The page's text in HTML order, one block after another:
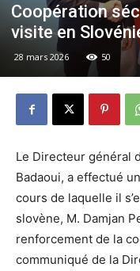
Coopération
visite en
28 mars 2026 50
Le Directeur général
Badaoui, a effectué
cours de laquelle il
slovène, M. Damjan
renforcement de la
communiqué de la